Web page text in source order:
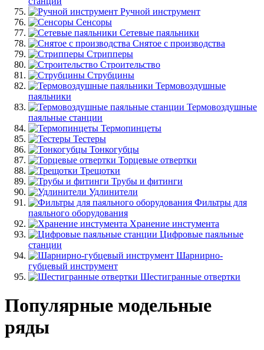
Ручной инструмент
Сенсоры
Сетевые паяльники
Снятое с производства
Стрипперы
Строительство
Струбцины
Термовоздушные
паяльники
Термовоздушные
паяльные станции
Термопинцеты
Тестеры
Тонкогубцы
Торцевые отвертки
Трещотки
Трубы и фитинги
Удлинители
Фильтры для
паяльного оборудования
Хранение инстумента
Цифровые паяльные
станции
Шарнирно-
губцевый инструмент
Шестигранные отвертки
Популярные модельные
ряды